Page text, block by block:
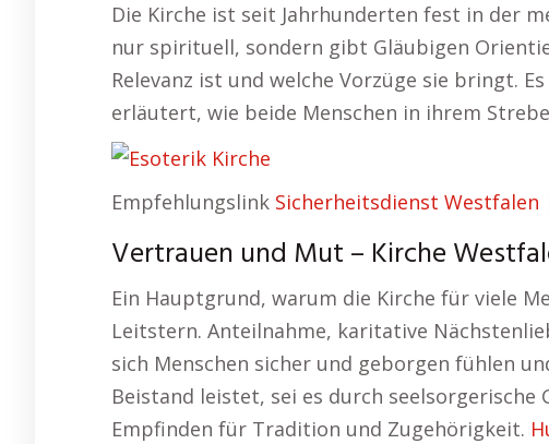
Die Kirche ist seit Jahrhunderten fest in der
nur spirituell, sondern gibt Gläubigen
Relevanz ist und welche Vorzüge sie bringt.
erläutert, wie beide Menschen in ihrem
Empfehlungslink Sicherheitsdienst Westfalen
Vertrauen und Mut – Kirche
Ein Hauptgrund, warum die Kirche für viele
Leitstern. Anteilnahme, karitative
sich Menschen sicher und geborgen fühlen
Beistand leistet, sei es durch
Empfinden für Tradition und Zugehörigkeit.